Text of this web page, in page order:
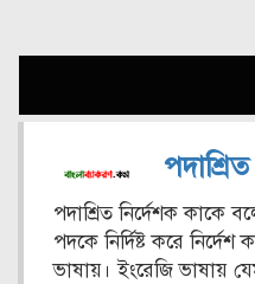
পদাশ্রিত নির্দেশক কাকে
পদকে নির্দিষ্ট করে
ভাষায়। ইংরেজি ভাষায়